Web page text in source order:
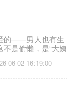
的——男人也有生
是偷懒，是“大姨
06-02 16:19:00